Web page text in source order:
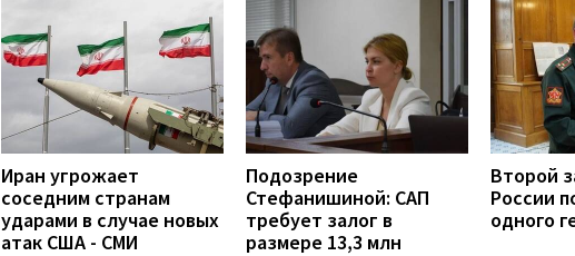
Иран угрожает
соседним странам
ударами в случае новых
атак США - СМИ
Подозрение
Стефанишиной: САП
требует залог в
размере 13,3 млн
Второй
России
одного